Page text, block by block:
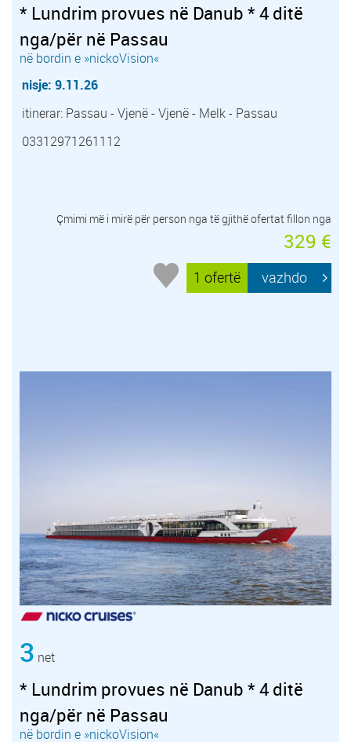
* Lundrim provues në Danub * 4 ditë
nga/për në Passau
në bordin e »nickoVision«
nisje: 9.11.26
itinerar: Passau - Vjenë - Vjenë - Melk - Passau
03312971261112
Çmimi më i mirë për person nga të gjithë ofertat fillon nga
329 €
1 ofertë vazhdo
3 net
* Lundrim provues në Danub * 4 ditë
nga/për në Passau
në bordin e »nickoVision«